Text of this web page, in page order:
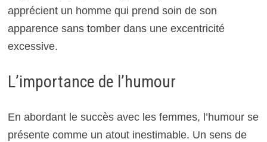
apprécient un homme qui prend soin de son
apparence sans tomber dans une excentricité
excessive.
L’importance de l’humour
En abordant le succès avec les femmes, l’humour se
présente comme un atout inestimable. Un sens de